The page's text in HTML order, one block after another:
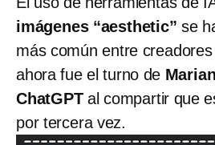
imágenes “aesthetic” se
más común entre
ahora fue el turno de
ChatGPTal compartir que
por tercera vez.